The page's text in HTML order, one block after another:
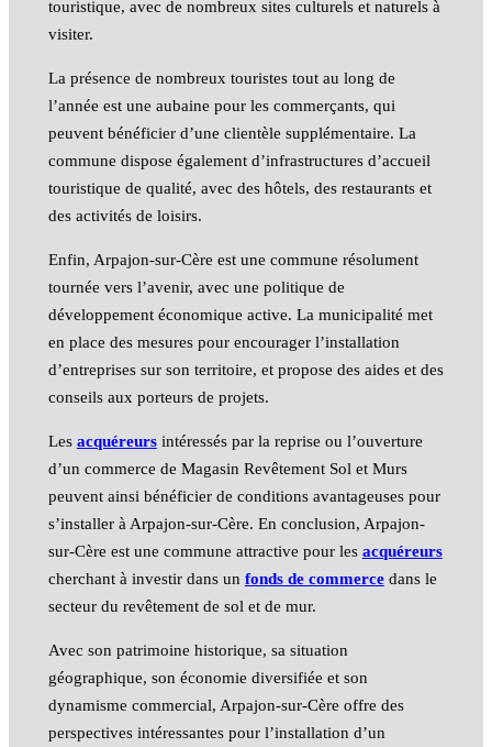
touristique, avec de nombreux sites culturels et naturels à
visiter.
La présence de nombreux touristes tout au long de
l’année est une aubaine pour les commerçants, qui
peuvent bénéficier d’une clientèle supplémentaire. La
commune dispose également d’infrastructures d’accueil
touristique de qualité, avec des hôtels, des restaurants et
des activités de loisirs.
Enfin, Arpajon-sur-Cère est une commune résolument
tournée vers l’avenir, avec une politique de
développement économique active. La municipalité met
en place des mesures pour encourager l’installation
d’entreprises sur son territoire, et propose des aides et des
conseils aux porteurs de projets.
Les acquéreursintéressés par la reprise ou l’ouverture
d’un commerce de Magasin Revêtement Sol et Murs
peuvent ainsi bénéficier de conditions avantageuses pour
s’installer à Arpajon-sur-Cère. En conclusion, Arpajon-
sur-Cère est une commune attractive pour les acquéreurs
cherchant à investir dans un fonds de commercedans le
secteur du revêtement de sol et de mur.
Avec son patrimoine historique, sa situation
géographique, son économie diversifiée et son
dynamisme commercial, Arpajon-sur-Cère offre des
perspectives intéressantes pour l’installation d’un